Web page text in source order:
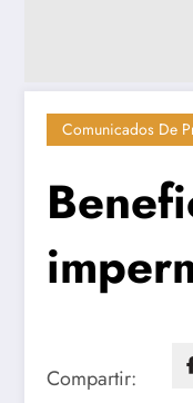
Comunicados De
Compartir: